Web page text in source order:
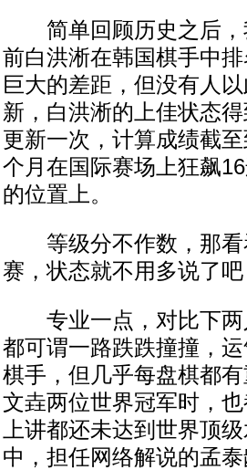
简单回顾历史之后，
前白洪淅在韩国棋手中
巨大的差距，但没有人
新，白洪淅的上佳状态
更新一次，计算成绩截
个月在国际赛场上狂飙
的位置上。
等级分不作数，那看
赛，状态就不用多说了吧
专业一点，对比下两
都可谓一路跌跌撞撞，
棋手，但几乎每盘棋都
文垚两位世界冠军时，
上讲都还未达到世界顶
中，担任网络解说的孟